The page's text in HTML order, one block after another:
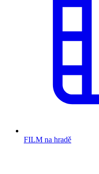
FILM na hradě